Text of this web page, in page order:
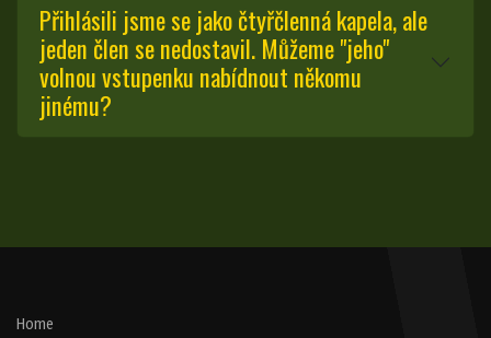
Přihlásili jsme se jako čtyřčlenná kapela, ale
jeden člen se nedostavil. Můžeme "jeho"
volnou vstupenku nabídnout někomu
jinému?
Home